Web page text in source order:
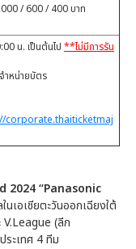
/ 600 / 400 บาท
น. เป็นต้นไป **ไม่มีการรัน
ำหน่ายบัตร
corporate.thaiticketmaj
2024 “Panasonic
เอเชียตะวันออกเฉียงใต้
(ลีก
ะเทศ 4 ทีม